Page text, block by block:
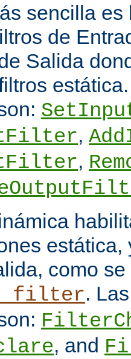
sencilla
de
Salida
,
,
como
.
, and